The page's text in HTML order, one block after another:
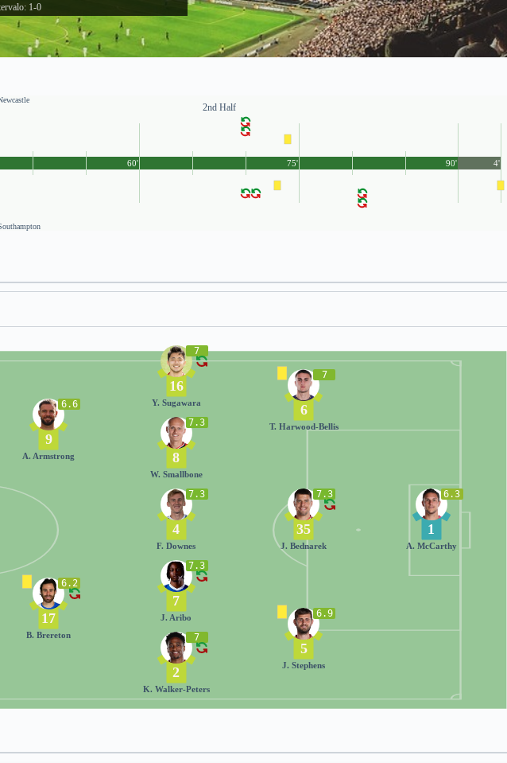
1-0
2nd Half
90'
60' 75' 4'
6.3
1
A. McCarthy
6.9
5
J. Stephens
7.3
35
J. Bednarek
7
6
T. Harwood-Bellis
7
2
K. Walker-Peters
7.3
7
J. Aribo
7.3
4
F. Downes
7.3
8
W. Smallbone
7
16
Y. Sugawara
6.2
17
B. Brereton
6.6
9
A. Armstrong